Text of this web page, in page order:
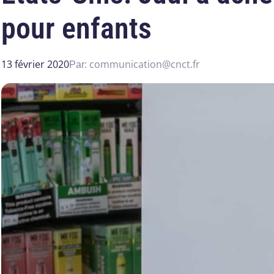
pour enfants
13 février 2020Par: communication@cnct.fr